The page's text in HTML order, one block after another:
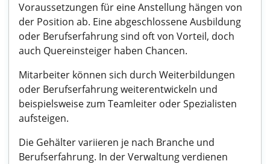
Voraussetzungen für eine Anstellung hängen von
der Position ab. Eine abgeschlossene Ausbildung
oder Berufserfahrung sind oft von Vorteil, doch
auch Quereinsteiger haben Chancen.
Mitarbeiter können sich durch Weiterbildungen
oder Berufserfahrung weiterentwickeln und
beispielsweise zum Teamleiter oder Spezialisten
aufsteigen.
Die Gehälter variieren je nach Branche und
Berufserfahrung. In der Verwaltung verdienen